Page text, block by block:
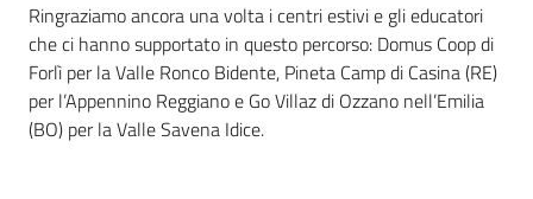
Piani Programmi
Progetti
Ringraziamo ancora una volta i centri estivi e gli educatori
che ci hanno supportato in questo percorso: Domus Coop di
Forlì per la Valle Ronco Bidente, Pineta Camp di Casina (RE)
per l’Appennino Reggiano e Go Villaz di Ozzano nell’Emilia
(BO) per la Valle Savena Idice.